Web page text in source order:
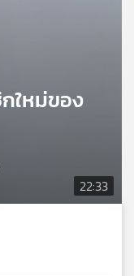
22:33
ใหม่ของ